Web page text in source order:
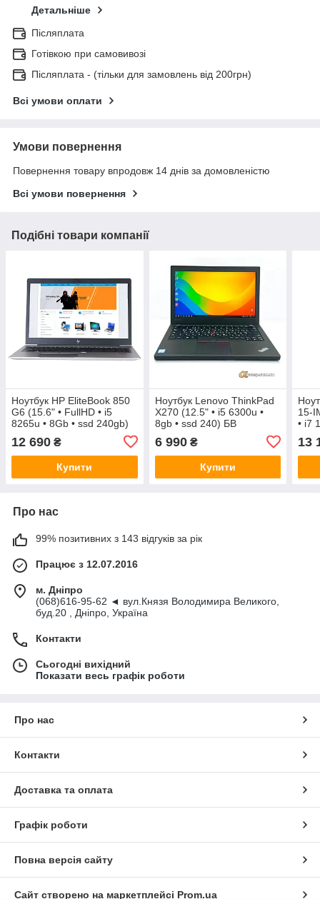
Детальніше
Післяплата
Готівкою при самовивозі
Післяплата - (тільки для замовлень від 200грн)
Всі умови оплати
Умови повернення
Повернення товару впродовж 14 днів за домовленістю
Всі умови повернення
Подібні товари компанії
Ноутбук HP EliteBook 850
G6 (15.6" • FullHD • i5
8265u • 8Gb • ssd 240gb)
12 690 ₴
Купити
Ноутбук Lenovo ThinkPad
X270 (12.5" • i5 6300u •
8gb • ssd 240) БВ
6 990₴
Купити
15-
• i7
13
Про нас
99% позитивних з 143 відгуків за рік
Працює з 12.07.2016
м. Дніпро
(068)616-95-62 ◄ вул.Князя Володимира Великого,
буд.20 , Дніпро, Україна
Контакти
Сьогодні вихідний
Показати весь графік роботи
Про нас
Контакти
Доставка та оплата
Графік роботи
Повна версія сайту
Сайт створено на маркетплейсі Prom.ua